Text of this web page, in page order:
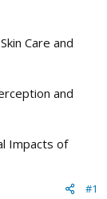
Care and
and
Impacts of
#1